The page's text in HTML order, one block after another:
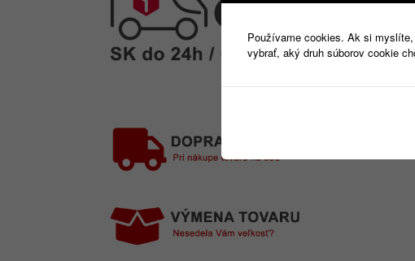
Používame cookies. Ak si
vybrať, aký druh súborov cookie